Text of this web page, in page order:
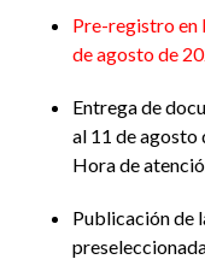
Pre-registro en
de agosto de
Entrega de
al 11 de agosto
Hora de
Publicación de